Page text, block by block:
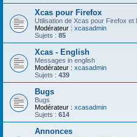
Xcas pour Firefox
Utilisation de Xcas pour Firefox et
Modérateur : xcasadmin
Sujets : 85
Xcas - English
Messages in english
Modérateur : xcasadmin
Sujets : 439
Bugs
Bugs
Modérateur : xcasadmin
Sujets : 614
Annonces